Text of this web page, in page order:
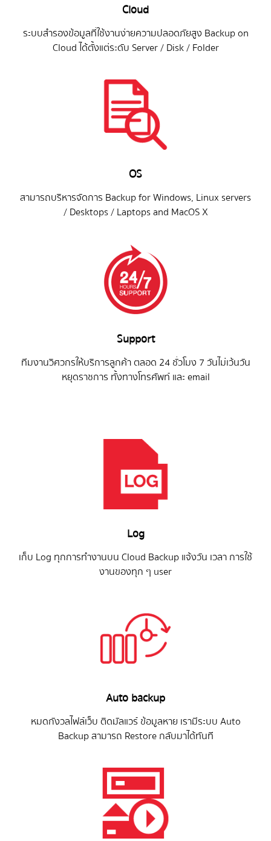
Cloud
ระบบสำรองข้อมูลที่ใช้งานง่ายความปลอดภัยสูง Backup on
Cloud ได้ตั้งแต่ระดับ Server / Disk / Folder
OS
สามารถบริหารจัดการ Backup for Windows, Linux servers
/ Desktops / Laptops and MacOS X
Support
ทีมงานวิศวกรให้บริการลูกค้า ตลอด 24 ชั่วโมง 7 วันไม่เว้นวัน
หยุดราชการ ทั้งทางโทรศัพท์ และ email
Log
เก็บ Log ทุกการทำงานบน Cloud Backup แจ้งวัน เวลา การใช้
งานของทุก ๆ user
Auto backup
หมดกังวลไฟล์เว็บ ติดมัลแวร์ ข้อมูลหาย เรามีระบบ Auto
Backup สามารถ Restore กลับมาได้ทันที